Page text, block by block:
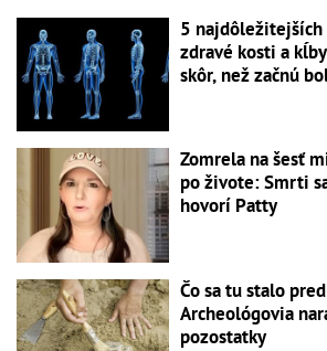
5
zdravé kosti a
skôr, než začnú
Zomrela na šesť
po živote: Smrti
hovorí Patty
Čo sa tu stalo
Archeológovia
pozostatky